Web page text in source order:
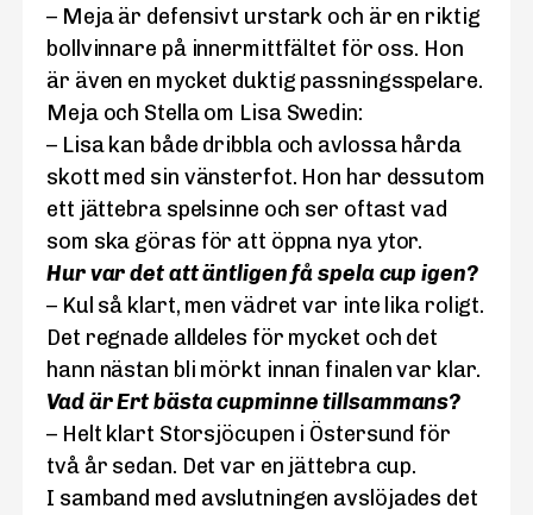
– Meja är defensivt urstark och är en riktig
bollvinnare på innermittfältet för oss. Hon
är även en mycket duktig passningsspelare.
Meja och Stella om Lisa Swedin:
– Lisa kan både dribbla och avlossa hårda
skott med sin vänsterfot. Hon har dessutom
ett jättebra spelsinne och ser oftast vad
som ska göras för att öppna nya ytor.
Hur var det att äntligen få spela cup igen?
– Kul så klart, men vädret var inte lika roligt.
Det regnade alldeles för mycket och det
hann nästan bli mörkt innan finalen var klar.
Vad är Ert bästa cupminne tillsammans?
– Helt klart Storsjöcupen i Östersund för
två år sedan. Det var en jättebra cup.
I samband med avslutningen avslöjades det